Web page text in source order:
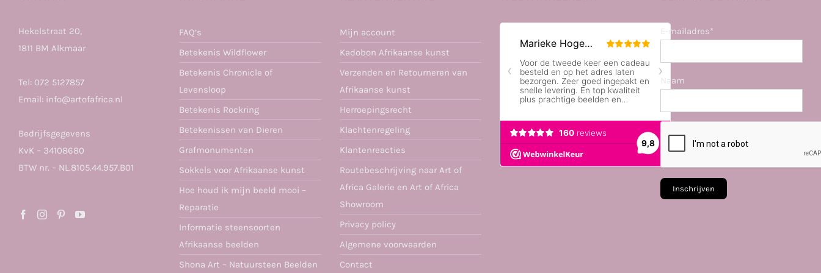
Hekelstraat 20,
1811 BM Alkmaar
Tel: 072 5127857
Email: info@artofafrica.nl
Bedrijfsgegevens
KvK – 34108680
BTW nr. – NL.8105.44.957.B01
FAQ’s
Betekenis Wildflower
Betekenis Chronicle of
Levensloop
Betekenis Rockring
Betekenissen van Dieren
Grafmonumenten
Sokkels voor Afrikaanse kunst
Hoe houd ik mijn beeld mooi –
Reparatie
Informatie steensoorten
Afrikaanse beelden
Shona Art – Natuursteen Beelden
Mijn account
Kadobon Afrikaanse kunst
Verzenden en Retourneren van
Afrikaanse kunst
Herroepingsrecht
Klachtenregeling
Klantenreacties
Routebeschrijving naar Art of
Africa Galerie en Art of Africa
Showroom
Privacy policy
Algemene voorwaarden
Contact
E-mailadres*
Naam